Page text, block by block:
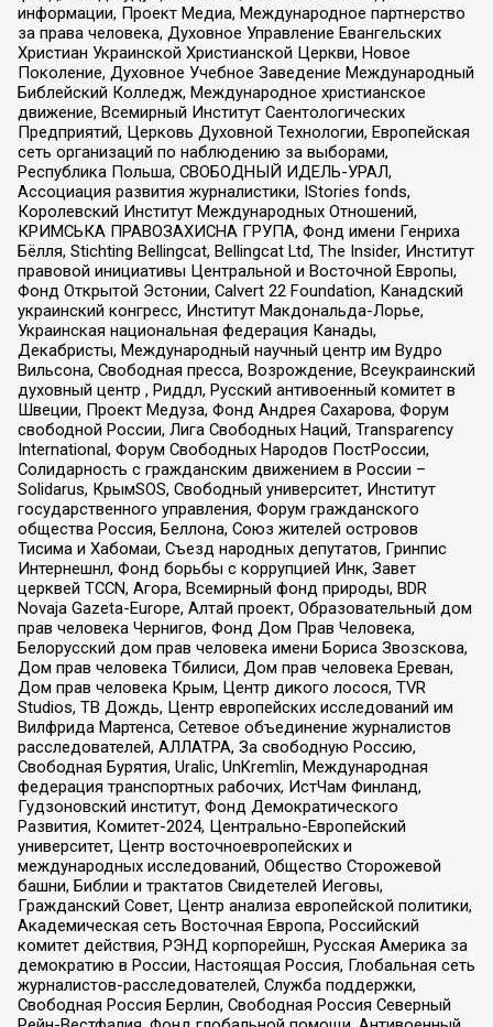
информации, Проект Медиа, Международное партнерство
за права человека, Духовное Управление Евангельских
Христиан Украинской Христианской Церкви, Новое
Поколение, Духовное Учебное Заведение Международный
Библейский Колледж, Международное христианское
движение, Всемирный Институт Саентологических
Предприятий, Церковь Духовной Технологии, Европейская
сеть организаций по наблюдению за выборами,
Республика Польша, СВОБОДНЫЙ ИДЕЛЬ-УРАЛ,
Ассоциация развития журналистики, IStories fonds,
Королевский Институт Международных Отношений,
КРИМСЬКА ПРАВОЗАХИСНА ГРУПА, Фонд имени Генриха
Бёлля, Stichting Bellingcat, Bellingcat Ltd, The Insider, Институт
правовой инициативы Центральной и Восточной Европы,
Фонд Открытой Эстонии, Calvert 22 Foundation, Канадский
украинский конгресс, Институт Макдональда-Лорье,
Украинская национальная федерация Канады,
Декабристы, Международный научный центр им Вудро
Вильсона, Свободная пресса, Возрождение, Всеукраинский
духовный центр , Риддл, Русский антивоенный комитет в
Швеции, Проект Медуза, Фонд Андрея Сахарова, Форум
свободной России, Лига Свободных Наций, Transparеncy
International, Форум Свободных Народов ПостРоссии,
Солидарность с гражданским движением в России –
Solidarus, КрымSOS, Свободный университет, Институт
государственного управления, Форум гражданского
общества Россия, Беллона, Союз жителей островов
Тисима и Хабомаи, Съезд народных депутатов, Гринпис
Интернешнл, Фонд борьбы с коррупцией Инк, Завет
церквей TCCN, Агора, Всемирный фонд природы, BDR
Novaja Gazeta-Europe, Алтай проект, Образовательный дом
прав человека Чернигов, Фонд Дом Прав Человека,
Белорусский дом прав человека имени Бориса Звозскова,
Дом прав человека Тбилиси, Дом прав человека Ереван,
Дом прав человека Крым, Центр дикого лосося, TVR
Studios, ТВ Дождь, Центр европейских исследований им
Вилфрида Мартенса, Сетевое объединение журналистов
расследователей, АЛЛАТРА, За свободную Россию,
Свободная Бурятия, Uralic, UnKremlin, Международная
федерация транспортных рабочих, ИстЧам Финланд,
Гудзоновский институт, Фонд Демократического
Развития, Комитет-2024, Центрально-Европейский
университет, Центр восточноевропейских и
международных исследований, Общество Сторожевой
башни, Библии и трактатов Свидетелей Иеговы,
Гражданский Совет, Центр анализа европейской политики,
Академическая сеть Восточная Европа, Российский
комитет действия, РЭНД корпорейшн, Русская Америка за
демократию в России, Настоящая Россия, Глобальная сеть
журналистов-расследователей, Служба поддержки,
Свободная Россия Берлин, Свободная Россия Северный